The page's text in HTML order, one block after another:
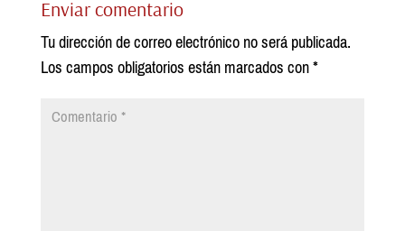
Enviar comentario
Tu dirección de correo electrónico no será publicada.
Los campos obligatorios están marcados con*